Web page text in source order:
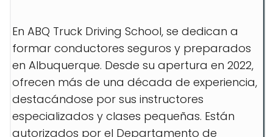
En ABQ Truck Driving School, se dedican a
formar conductores seguros y preparados
en Albuquerque. Desde su apertura en 2022,
ofrecen más de una década de experiencia,
destacándose por sus instructores
especializados y clases pequeñas. Están
autorizados por el Departamento de